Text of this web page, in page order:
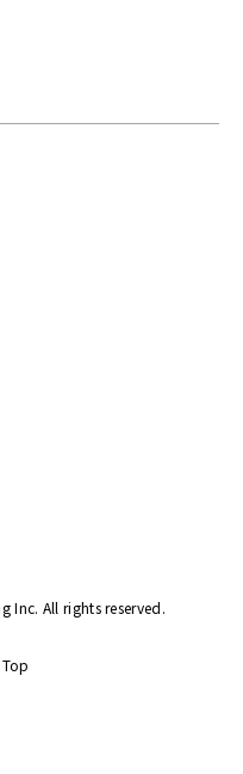
All rights reserved.